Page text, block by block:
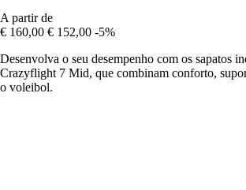
A partir de
€ 160,00 € 152,00 -5%
Desenvolva o seu desempenho com os sapatos
Crazyflight 7 Mid, que combinam conforto,
o voleibol.